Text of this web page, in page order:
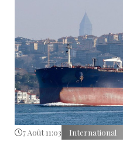
par Téhéran, tandis que
parallèlement d’une
maritimes dans cette
7 Août 11:03 International